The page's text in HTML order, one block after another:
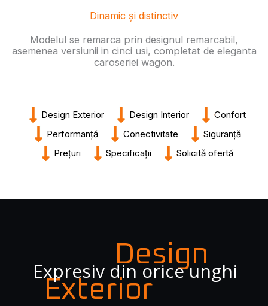
Dinamic și distinctiv
Modelul se remarca prin designul remarcabil,
asemenea versiunii in cinci usi, completat de eleganta
caroseriei wagon.
Design Exterior Design Interior
Confort
Performanță
Conectivitate
Siguranță
Prețuri
Specificații Solicită ofertă
Design
Expresiv din orice unghi
Exterior